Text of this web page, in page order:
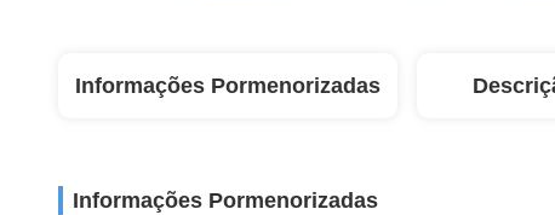
Informações Pormenorizadas
Informações Pormenorizadas